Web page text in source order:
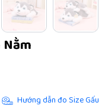
Hướng dẫn đo Size Gấu